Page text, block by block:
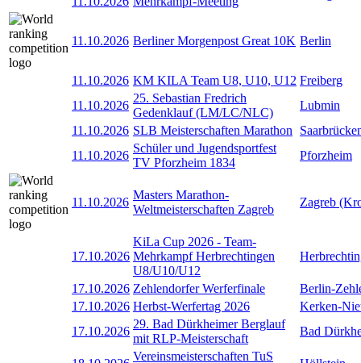
11.10.2026 Berliner Morgenpost Great 10K Berlin
11.10.2026 KM KILA Team U8, U10, U12 Freiberg
11.10.2026
25. Sebastian Fredrich
Gedenklauf (LM/LC/NLC)
Lubmin
11.10.2026 SLB Meisterschaften Marathon
11.10.2026
Schüler und Jugendsportfest
TV Pforzheim 1834
Pforzheim
11.10.2026
Masters Marathon-
Weltmeisterschaften Zagreb
Zagreb
17.10.2026
KiLa Cup 2026 - Team-
Mehrkampf Herbrechtingen
U8/U10/U12
17.10.2026 Zehlendorfer Werferfinale
Berlin-
17.10.2026 Herbst-Werfertag 2026
Kerken-
17.10.2026
29. Bad Dürkheimer Berglauf
mit RLP-Meisterschaft
Bad
Vereinsmeisterschaften TuS